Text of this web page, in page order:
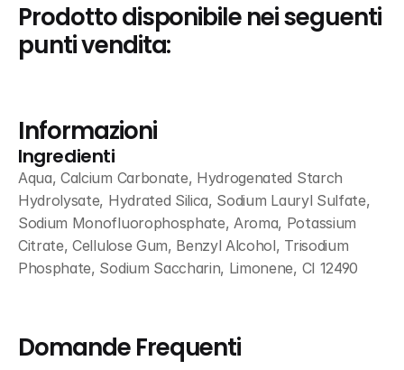
Prodotto disponibile nei seguenti
punti vendita:
Informazioni
Ingredienti
Aqua, Calcium Carbonate, Hydrogenated Starch
Hydrolysate, Hydrated Silica, Sodium Lauryl Sulfate,
Sodium Monofluorophosphate, Aroma, Potassium
Citrate, Cellulose Gum, Benzyl Alcohol, Trisodium
Phosphate, Sodium Saccharin, Limonene, CI 12490
Domande Frequenti